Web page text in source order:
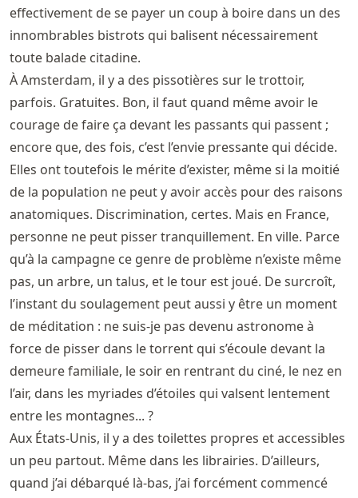
effectivement de se payer un coup à boire dans un des
innombrables bistrots qui balisent nécessairement
toute balade citadine.
À Amsterdam, il y a des pissotières sur le trottoir,
parfois. Gratuites. Bon, il faut quand même avoir le
courage de faire ça devant les passants qui passent ;
encore que, des fois, c’est l’envie pressante qui décide.
Elles ont toutefois le mérite d’exister, même si la moitié
de la population ne peut y avoir accès pour des raisons
anatomiques. Discrimination, certes. Mais en France,
personne ne peut pisser tranquillement. En ville. Parce
qu’à la campagne ce genre de problème n’existe même
pas, un arbre, un talus, et le tour est joué. De surcroît,
l’instant du soulagement peut aussi y être un moment
de méditation : ne suis-je pas devenu astronome à
force de pisser dans le torrent qui s’écoule devant la
demeure familiale, le soir en rentrant du ciné, le nez en
l’air, dans les myriades d’étoiles qui valsent lentement
entre les montagnes... ?
Aux États-Unis, il y a des toilettes propres et accessibles
un peu partout. Même dans les librairies. D’ailleurs,
quand j’ai débarqué là-bas, j’ai forcément commencé